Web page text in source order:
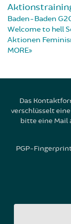
Baden-Baden
Welcome to hell
Aktionen
MORE
Das
verschlüsselt
bitte eine Mail
PGP-